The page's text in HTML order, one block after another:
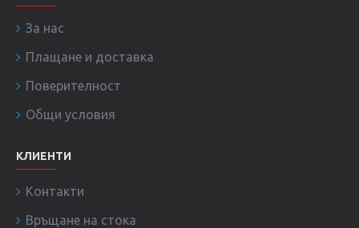
За нас
Плащане и доставка
Поверителност
Общи условия
КЛИЕНТИ
Контакти
Връщане на стока